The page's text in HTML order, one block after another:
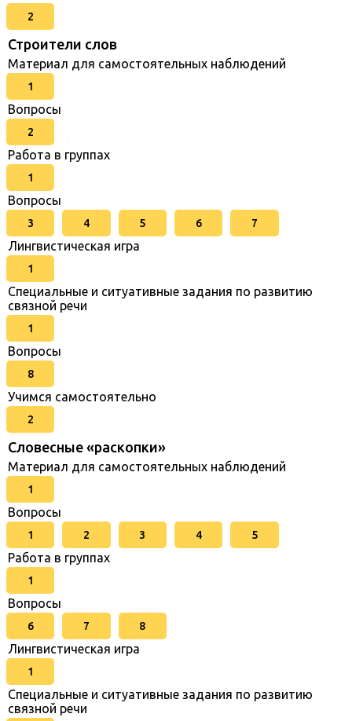
2
Строители слов
Материал для самостоятельных наблюдений
1
Вопросы
2
Работа в группах
1
Вопросы
3 4 5 6 7
Лингвистическая игра
1
Специальные и ситуативные задания по развитию
связной речи
1
Вопросы
8
Учимся самостоятельно
2
Словесные «раскопки»
Материал для самостоятельных наблюдений
1
Вопросы
1 2 3 4 5
Работа в группах
1
Вопросы
6 7 8
Лингвистическая игра
1
Специальные и ситуативные задания по развитию
связной речи